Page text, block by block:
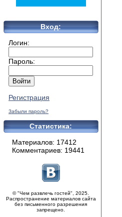
Вход:
Логин:
Пароль:
Регистрация
Забыли пароль?
Статистика:
Материалов: 17412
Комментариев: 19441
© "Чем развлечь гостей", 2025.
Распространение материалов сайта
без письменного разрешения
запрещено.